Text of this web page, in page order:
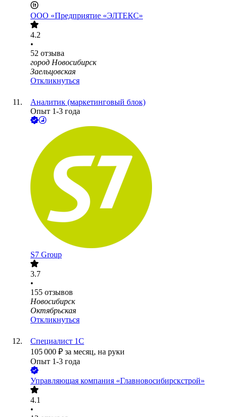
ООО «Предприятие «ЭЛТЕКС»
4.2
•
52 отзыва
город Новосибирск
Заельцовская
Откликнуться
Аналитик (маркетинговый блок)
Опыт 1-3 года
S7 Group
3.7
•
155 отзывов
Новосибирск
Октябрьская
Откликнуться
Специалист 1С
105 000 ₽ за месяц, на руки
Опыт 1-3 года
Управляющая компания «Главновосибирскстрой»
4.1
•